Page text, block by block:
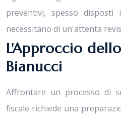
preventivi, spesso disposti
necessitano di un'attenta
L'Approccio
Bianucci
Affrontare un processo di
fiscale richiede una